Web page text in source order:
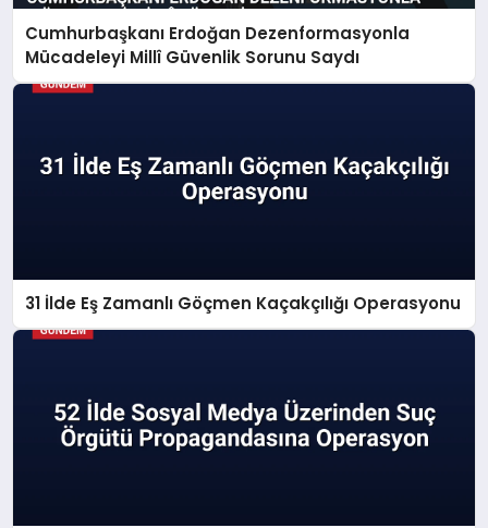
Cumhurbaşkanı Erdoğan Dezenformasyonla
Mücadeleyi Millî Güvenlik Sorunu Saydı
31 İlde Eş Zamanlı Göçmen Kaçakçılığı Operasyonu